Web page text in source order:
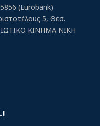
(Eurobank)
5, Θεσ.
ΚΙΝΗΜΑ ΝΙΚΗ